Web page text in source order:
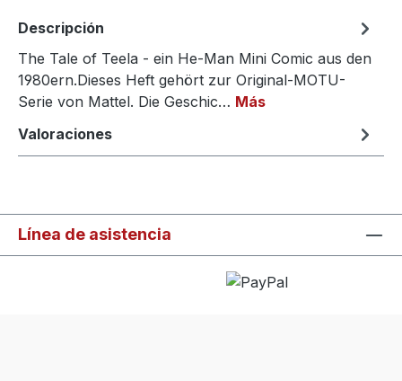
Descripción
The Tale of Teela - ein He-Man Mini Comic aus den
1980ern.Dieses Heft gehört zur Original-MOTU-
Serie von Mattel. Die Geschic… Más
Valoraciones
Línea de asistencia